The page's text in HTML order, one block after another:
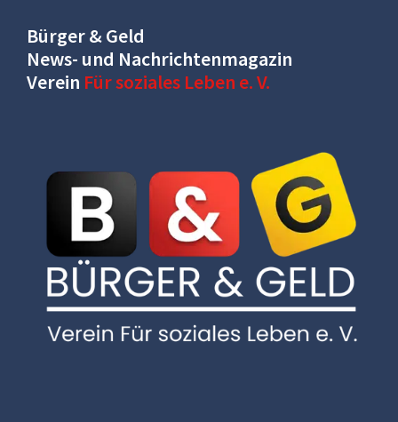
Bürger & Geld
News- und Nachrichtenmagazin
Verein Für soziales Leben e. V.